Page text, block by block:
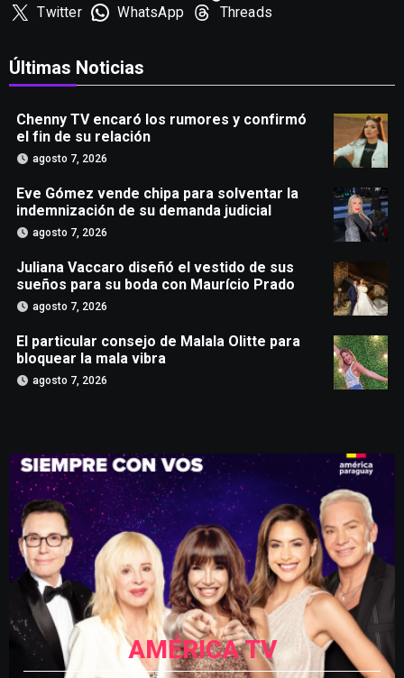
Twitter
WhatsApp Threads
Últimas Noticias
Chenny TV encaró los rumores y confirmó
el fin de su relación
agosto 7, 2026
Eve Gómez vende chipa para solventar la
indemnización de su demanda judicial
agosto 7, 2026
Juliana Vaccaro diseñó el vestido de sus
sueños para su boda con Maurício Prado
agosto 7, 2026
El particular consejo de Malala Olitte para
bloquear la mala vibra
agosto 7, 2026
AMÉRICA TV